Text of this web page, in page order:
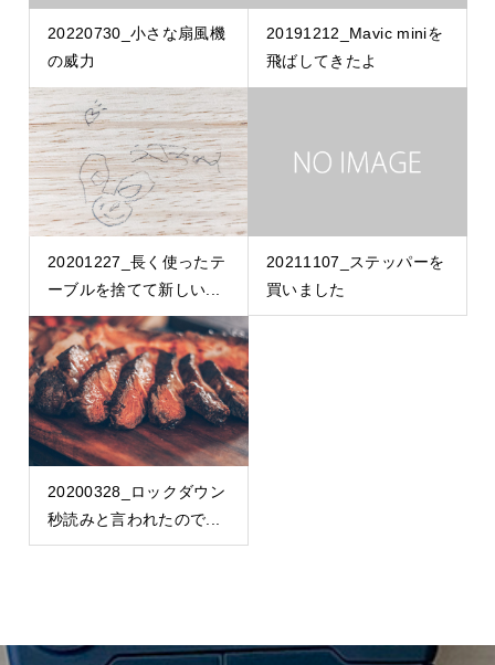
20220730_小さな扇風機
の威力
20191212_Mavic miniを
飛ばしてきたよ
20201227_長く使ったテ
ーブルを捨てて新しい...
20211107_ステッパーを
買いました
20200328_ロックダウン
秒読みと言われたので...